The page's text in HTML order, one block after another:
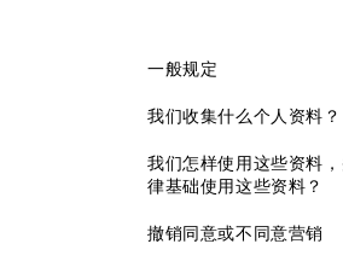
一般规定
我们收集什么个人资料？
我们怎样使用这些资料
律基础使用这些资料？
撤销同意或不同意营销